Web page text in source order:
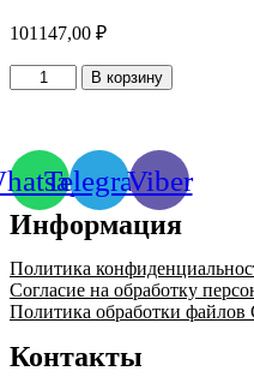
101147,00 ₽
Количество
товара
100-
80-
160А
11/3000
КВт/
об.
В корзину
TelegramViber
Информация
Политика
Согласие на обработку
Политика обработки файлов
Контакты